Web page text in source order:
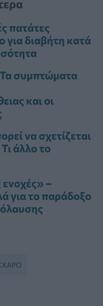
πατάτες
για διαβήτη κατά
συμπτώματα
και οι
να σχετίζεται
άλλο το
–
για το παράδοξο